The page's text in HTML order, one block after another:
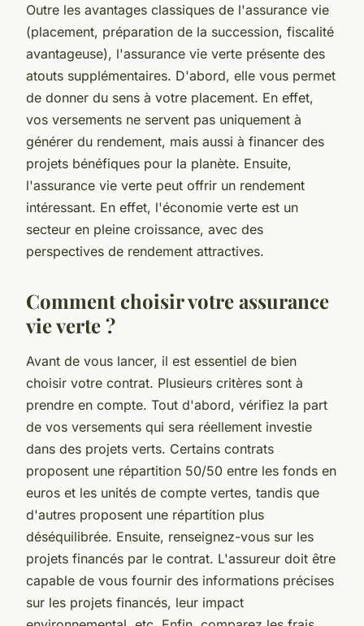
Outre les avantages classiques de l'assurance vie
(placement, préparation de la succession, fiscalité
avantageuse), l'assurance vie verte présente des
atouts supplémentaires. D'abord, elle vous permet
de donner du sens à votre placement. En effet,
vos versements ne servent pas uniquement à
générer du rendement, mais aussi à financer des
projets bénéfiques pour la planète. Ensuite,
l'assurance vie verte peut offrir un rendement
intéressant. En effet, l'économie verte est un
secteur en pleine croissance, avec des
perspectives de rendement attractives.
Comment choisir votre assurance
vie verte ?
Avant de vous lancer, il est essentiel de bien
choisir votre contrat. Plusieurs critères sont à
prendre en compte. Tout d'abord, vérifiez la part
de vos versements qui sera réellement investie
dans des projets verts. Certains contrats
proposent une répartition 50/50 entre les fonds en
euros et les unités de compte vertes, tandis que
d'autres proposent une répartition plus
déséquilibrée. Ensuite, renseignez-vous sur les
projets financés par le contrat. L'assureur doit être
capable de vous fournir des informations précises
sur les projets financés, leur impact